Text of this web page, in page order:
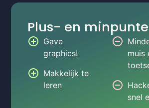
Plus- en
Gave
graphics!
Makkelijk te
leren
muis
snel